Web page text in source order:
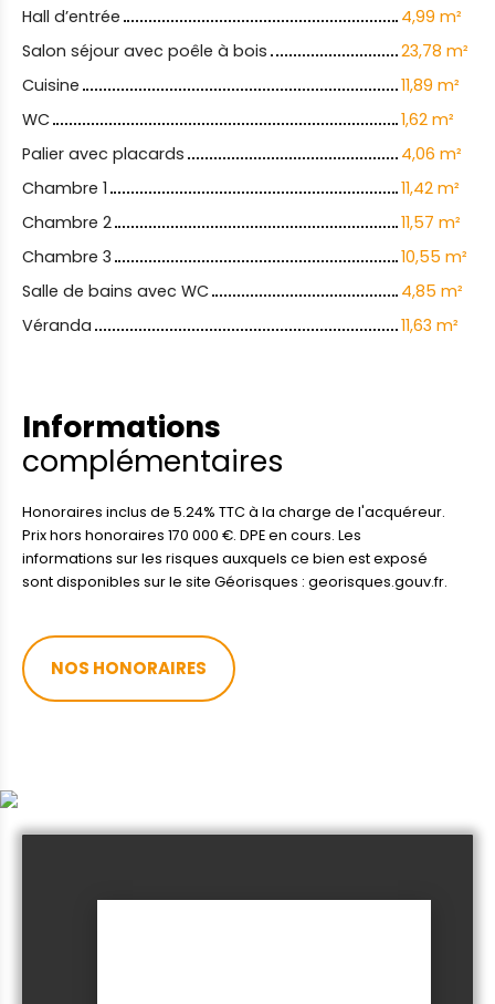
Hall d’entrée
4,99 m²
Salon séjour avec poêle à bois
23,78 m²
Cuisine
11,89 m²
WC
1,62 m²
Palier avec placards
4,06 m²
Chambre 1
11,42 m²
Chambre 2
11,57 m²
Chambre 3
10,55 m²
Salle de bains avec WC
4,85 m²
Véranda
11,63 m²
Informations
complémentaires
Honoraires inclus de 5.24% TTC à la charge de l'acquéreur.
Prix hors honoraires 170 000 €. DPE en cours. Les
informations sur les risques auxquels ce bien est exposé
sont disponibles sur le site Géorisques : georisques.gouv.fr.
NOS HONORAIRES